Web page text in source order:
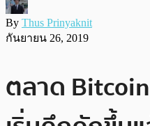
By Thus Prinyaknit
กันยายน 26, 2019
ตลาด